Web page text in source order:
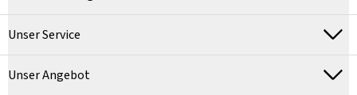
Unser Service
Unser Angebot